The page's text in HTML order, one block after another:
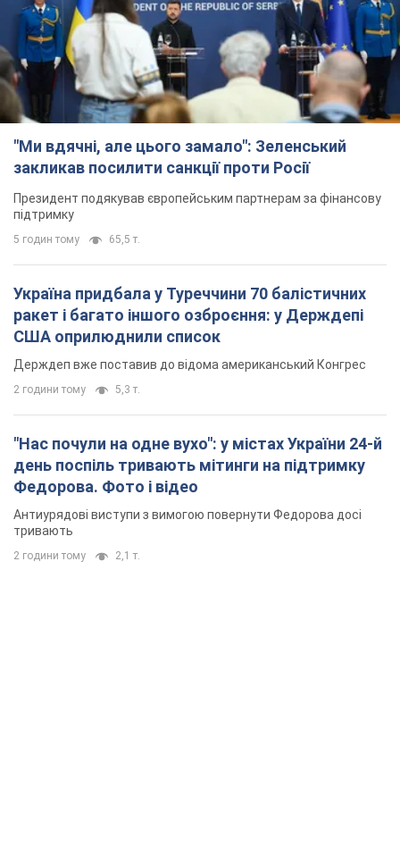
"Ми вдячні, але цього замало": Зеленський
закликав посилити санкції проти Росії
Президент подякував європейським партнерам за фінансову
підтримку
5 годин тому 65,5 т.
Україна придбала у Туреччини 70 балістичних
ракет і багато іншого озброєння: у Держдепі
США оприлюднили список
Держдеп вже поставив до відома американський Конгрес
2 години тому 5,3 т.
"Нас почули на одне вухо": у містах України 24-й
день поспіль тривають мітинги на підтримку
Федорова. Фото і відео
Антиурядові виступи з вимогою повернути Федорова досі
тривають
2 години тому 2,1 т.